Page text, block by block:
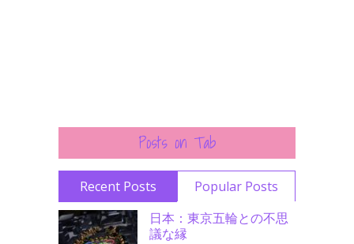
Posts on Tab
Recent Posts
Popular Posts
日本：東京五輪との不思
議な縁